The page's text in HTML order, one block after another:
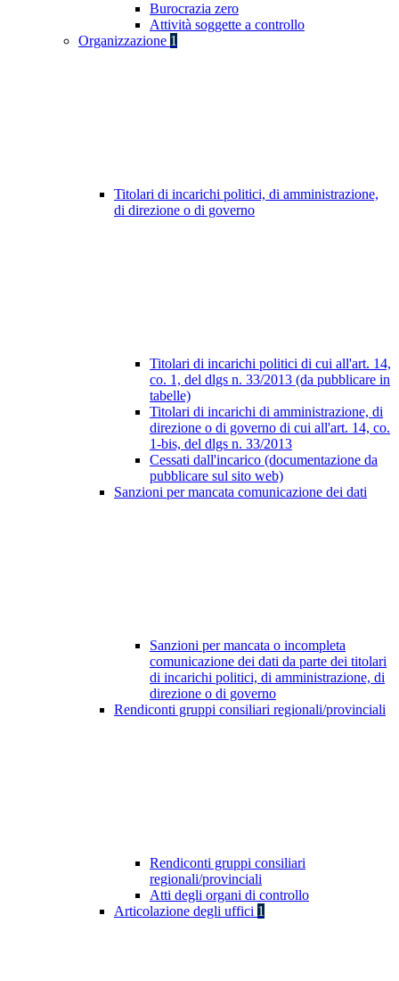
Burocrazia zero
Attività soggette a controllo
Organizzazione 1
Titolari di incarichi politici, di amministrazione,
di direzione o di governo
Titolari di incarichi politici di cui all'art. 14,
co. 1, del dlgs n. 33/2013 (da pubblicare in
tabelle)
Titolari di incarichi di amministrazione, di
direzione o di governo di cui all'art. 14, co.
1-bis, del dlgs n. 33/2013
Cessati dall'incarico (documentazione da
pubblicare sul sito web)
Sanzioni per mancata comunicazione dei dati
Sanzioni per mancata o incompleta
comunicazione dei dati da parte dei titolari
di incarichi politici, di amministrazione, di
direzione o di governo
Rendiconti gruppi consiliari regionali/provinciali
Rendiconti gruppi consiliari
regionali/provinciali
Atti degli organi di controllo
Articolazione degli uffici 1